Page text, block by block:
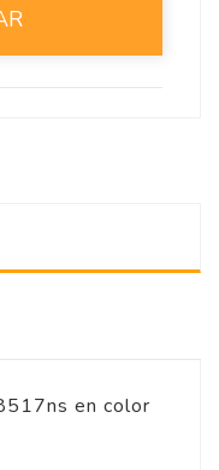
en color